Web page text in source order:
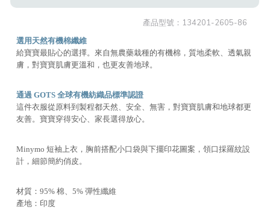
產品型號： 134201-2605-86
選用天然有機棉纖維
給寶寶最貼心的選擇。來自無農藥栽種的有機棉，質地柔軟、透氣親
膚，對寶寶肌膚更溫和，也更友善地球。
通過 GOTS 全球有機紡織品標準認證
這件衣服從原料到製程都天然、安全、無害，對寶寶肌膚和地球都更
友善。寶寶穿得安心、家長選得放心。
Minymo 短袖上衣，胸前搭配小口袋與下擺印花圖案，領口採羅紋設
計，細節簡約俏皮。
材質：95% 棉、5% 彈性纖維
產地：印度